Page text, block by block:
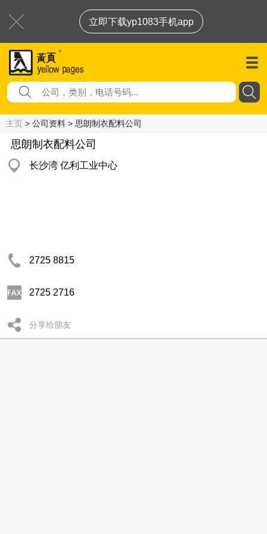
立即下载yp1083手机app
主页 > 公司资料 > 思朗制衣配料公司
思朗制衣配料公司
长沙湾 亿利工业中心
2725 8815
2725 2716
分享给朋友